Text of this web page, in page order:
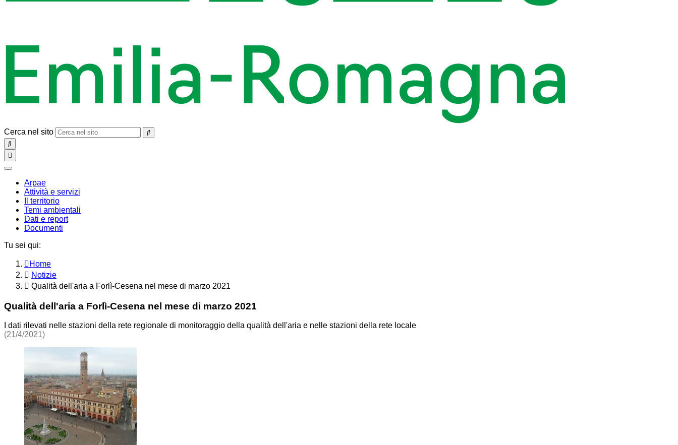
Cerca nel sito
SEARCH
Toggle
navigation
chiudi
Arpae
Attività e servizi
Il territorio
Temi ambientali
Dati e report
Documenti
Tu sei qui:
Home
Notizie
Qualità dell'aria a Forlì-Cesena nel mese di marzo 2021
Qualità dell'aria a Forlì-Cesena nel mese di marzo 2021
I dati rilevati nelle stazioni della rete regionale di monitoraggio della qualità dell'aria e nelle stazioni della rete locale
(21/4/2021)